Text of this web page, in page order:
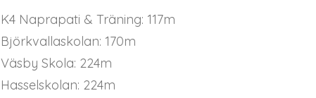
K4 Naprapati & Träning: 117m
Björkvallaskolan: 170m
Väsby Skola: 224m
Hasselskolan: 224m